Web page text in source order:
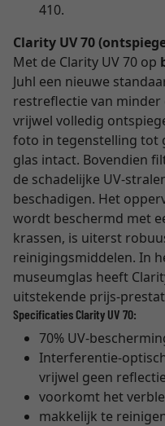
410.
Clarity UV 70
Met de Clarity UV 70 op
Juhl een nieuwe
restreflectie van minder
vrijwel volledig
foto in tegenstelling tot
glas intact. Bovendien
de schadelijke UV-
beschadigen. Het
wordt beschermd met
krassen, is uiterst
reinigingsmiddelen. In
museumglas heeft
uitstekende prijs-
Specificaties Clarity UV 70:
70% UV-
Interferentie-
vrijwel geen
voorkomt het
makkelijk te